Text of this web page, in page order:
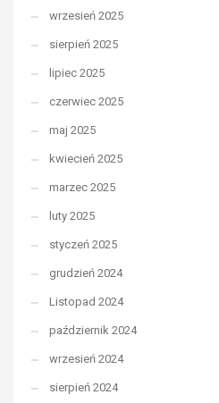
wrzesień 2025
sierpień 2025
lipiec 2025
czerwiec 2025
maj 2025
kwiecień 2025
marzec 2025
luty 2025
styczeń 2025
grudzień 2024
Listopad 2024
październik 2024
wrzesień 2024
sierpień 2024